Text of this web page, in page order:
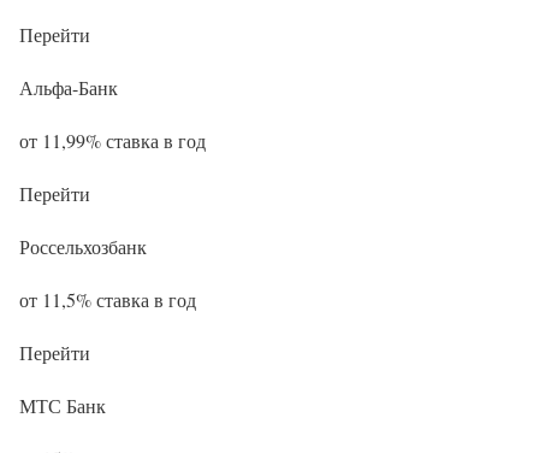
Перейти
Альфа-Банк
от 11,99% ставка в год
Перейти
Россельхозбанк
от 11,5% ставка в год
Перейти
МТС Банк